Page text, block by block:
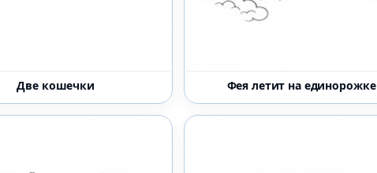
Две кошечки Фея летит на единорожке